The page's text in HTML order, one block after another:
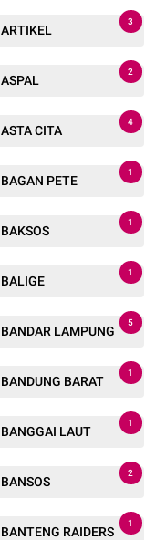
ARTIKEL
3
ASPAL
2
ASTA CITA
4
BAGAN PETE
1
BAKSOS
1
BALIGE
1
BANDAR LAMPUNG
5
BANDUNG BARAT
1
BANGGAI LAUT
1
BANSOS
2
BANTENG RAIDERS
1